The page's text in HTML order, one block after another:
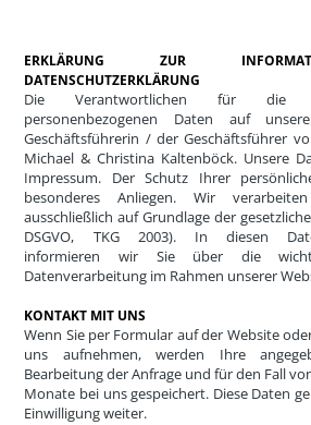
ERKLÄRUNG ZUR
DATENSCHUTZERKLÄRUNG
Die Verantwortlichen für die
personenbezogenen Daten auf
Geschäftsführerin / der Geschäftsführer
Michael & Christina Kaltenböck. Unsere
Impressum. Der Schutz Ihrer
besonderes Anliegen. Wir
ausschließlich auf Grundlage der
DSGVO, TKG 2003). In diesen
informieren wir Sie über die
Datenverarbeitung im Rahmen unserer
KONTAKT MIT UNS
Wenn Sie per Formular auf der Website
uns aufnehmen, werden Ihre
Bearbeitung der Anfrage und für den Fall
Monate bei uns gespeichert. Diese Daten
Einwilligung weiter.